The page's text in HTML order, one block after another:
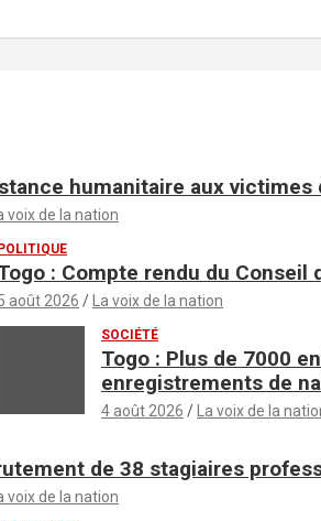
humanitaire aux victimes
voix de la nation
: Compte rendu du
août 2026 La voix de la nation
SOCIÉTÉ
Togo : Plus de 7000
enregistrements de
4 août 2026 La voix de la
de 38 stagiaires
voix de la nation